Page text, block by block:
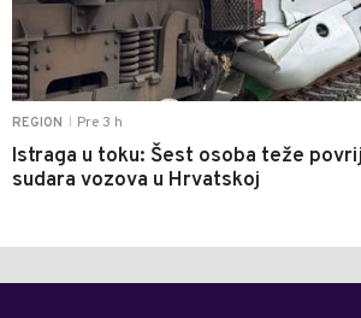
REGION Pre 3 h
Istraga u toku: Šest osoba teže
sudara vozova u Hrvatskoj